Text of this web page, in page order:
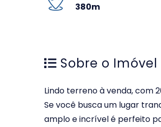
380m
Sobre o Imóvel
Lindo terreno à venda, com
Se você busca um lugar
amplo e incrível é perfeito